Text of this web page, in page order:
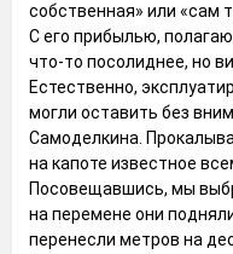
собственная» или «сам
С его прибылью,
что-то посолиднее, но
Естественно,
могли оставить без
Самоделкина.
на капоте известное
Посовещавшись, мы
на перемене они
перенесли метров на